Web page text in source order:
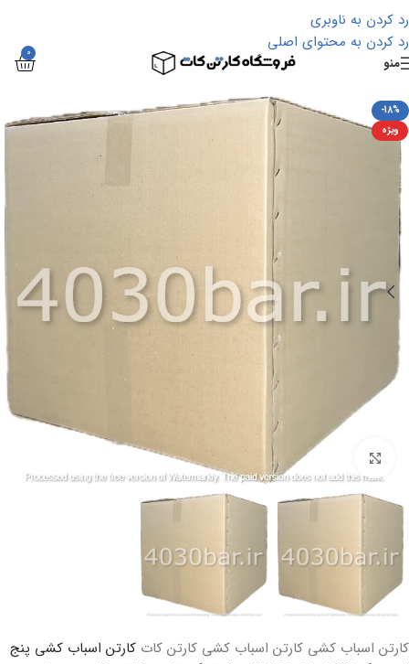
رد کردن به ناوبری
رد کردن به محتوای اصلی
منو
0
-18%
ویژه
بزرگنمایی تصویر
کارتن اسباب کشی کارتن اسباب کشی کارتن کات کارتن اسباب کشی پنج